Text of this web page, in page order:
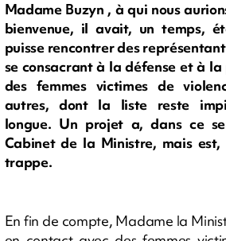
Madame Buzyn , à qui nous
bienvenue, il avait, un temps,
puisse rencontrer des
se consacrant à la défense et à
des femmes victimes de
autres, dont la liste reste
longue. Un projet a, dans ce
Cabinet de la Ministre, mais
trappe.
En fin de compte, Madame la